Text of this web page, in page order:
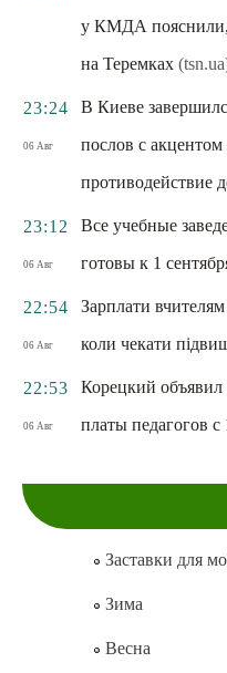
у КМДА пояснили,
на Теремках
23:24
06 Авг
В Киеве
послов с
противодействие
23:12
06 Авг
Все учебные
готовы к 1
22:54
06 Авг
Зарплати
коли чекати
22:53
06 Авг
Корецкий объявил
платы педагогов с
Заставки для
Зима
Весна